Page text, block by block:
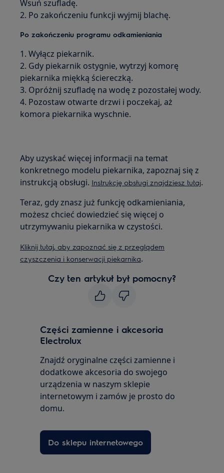
Wsuń szufladę.
2. Po zakończeniu funkcji wyjmij blachę.
Po zakończeniu programu odkamieniania
1. Wyłącz piekarnik.
2. Gdy piekarnik ostygnie, wytrzyj komorę
piekarnika miękką ściereczką.
3. Opróżnij szufladę na wodę z pozostałej wody.
4. Pozostaw otwarte drzwi i poczekaj, aż
komora piekarnika wyschnie.
Aby uzyskać więcej informacji na temat
konkretnego modelu piekarnika, zapoznaj się z
instrukcją obsługi. Instrukcję obsługi znajdziesz tutaj.
Teraz, gdy znasz już funkcję odkamieniania,
możesz chcieć dowiedzieć się więcej o
utrzymywaniu piekarnika w czystości.
Kliknij tutaj, aby zapoznać się z przeglądem
czyszczenia i konserwacji piekarnika.
Czy ten artykuł był pomocny?
Części zamienne i akcesoria
Electrolux
Znajdź oryginalne części zamienne i
dodatkowe akcesoria do swojego
urządzenia w naszym sklepie
internetowym i zamów je prosto do
domu.
Do sklepu internetowego